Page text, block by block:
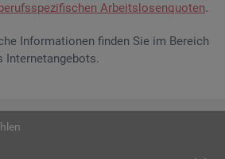
be­rufs­spe­zi­fi­schen Ar­beits­lo­sen­quo­ten.
In­for­ma­tio­nen fin­den Sie im Be­reich
In­ter­net­an­ge­bots.